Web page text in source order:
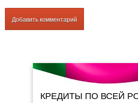
КРЕДИТЫ ПО ВСЕЙ